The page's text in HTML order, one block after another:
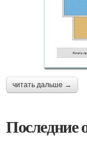
читать дальше →
Последние